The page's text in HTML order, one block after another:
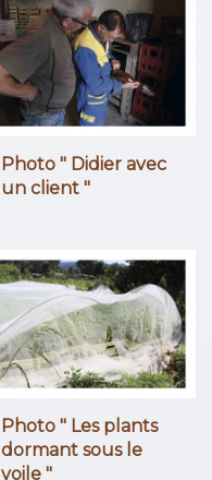
Photo " Didier avec
un client "
Photo " Les plants
dormant sous le
voile "